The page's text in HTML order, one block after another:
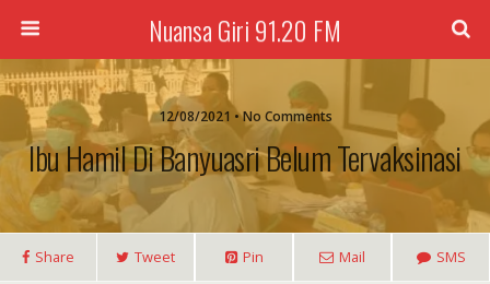
Nuansa Giri 91.20 FM
12/08/2021 • No Comments
Ibu Hamil Di Banyuasri Belum Tervaksinasi
Share Tweet Pin Mail SMS